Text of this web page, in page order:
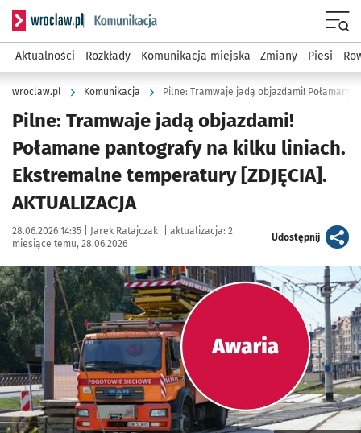
Serwis informacyjny wroclaw.pl podserwis: Komunikacja
Aktualności Rozkłady Komunikacja miejska Zmiany Piesi
wroclaw.pl Komunikacja Pilne: Tramwaje jadą objazdami! Połamany
Pilne: Tramwaje jadą objazdami!
Połamane pantografy na kilku liniach.
Ekstremalne temperatury [ZDJĘCIA].
AKTUALIZACJA
Data publikacji:
28.06.2026 14:35 | Autor:
Jarek Ratajczak aktualizacja: 2
miesiące temu, 28.06.2026
Udostępnijartykuł
Kliknij, aby zobaczyć galerię